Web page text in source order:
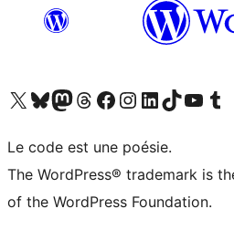
Visitez notre compte X (précédemment Twitter)
Visiter notre compte Bluesky
Visiter notre compte Mastodon
Visiter notre compte Threads
Consulter notre compte Facebook
Consulter notre compte Instagram
Consulter notre compte LinkedIn
Visiter notre compte TokTok
Visiter notreVisiter
Le code est une poésie.
The WordPress® trademark is
of the WordPress Foundation.